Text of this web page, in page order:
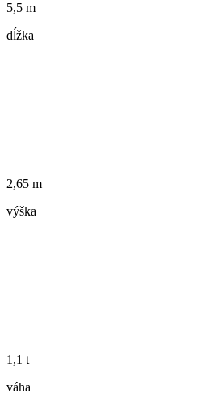
5,5 m
dĺžka
2,65 m
výška
1,1 t
váha